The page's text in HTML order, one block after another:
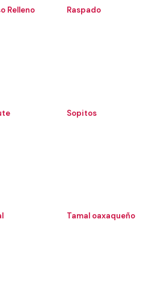
Relleno Raspado
Sopitos
Tamal oaxaqueño